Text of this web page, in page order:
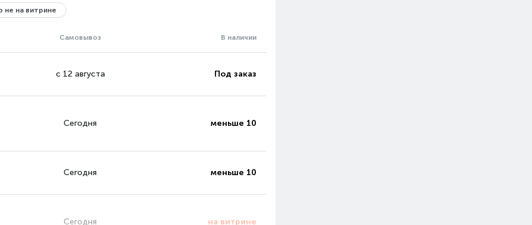
не на витрине
Самовывоз В наличии
с 12 августа Под заказ
Сегодня меньше 10
Сегодня меньше 10
Сегодня на витрине